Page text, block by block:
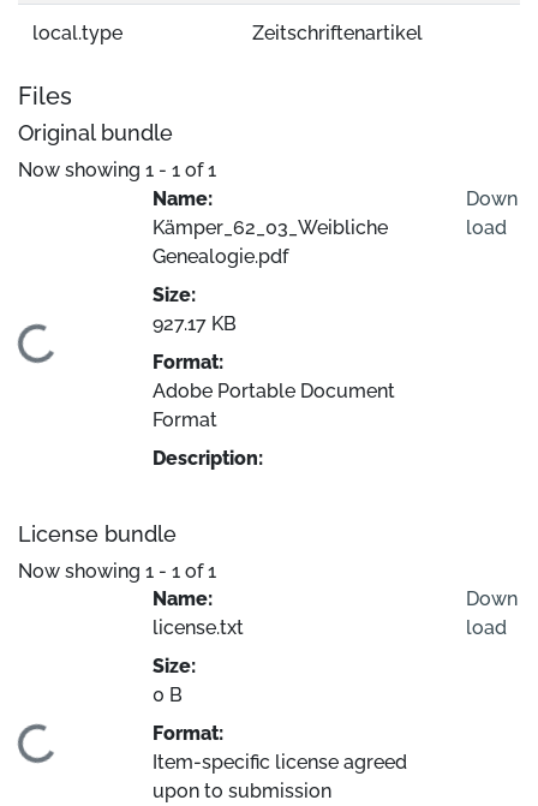
local.type Zeitschriftenartikel
Files
Original bundle
Now showing 1 - 1 of 1
Loading...
Name:
Kämper_62_03_Weibliche
Genealogie.pdf
Size:
927.17 KB
Format:
Adobe Portable Document
Format
Description:
Down
load
License bundle
Now showing 1 - 1 of 1
Loading...
Name:
license.txt
Size:
0 B
Format:
Item-specific license agreed
upon to submission
Down
load